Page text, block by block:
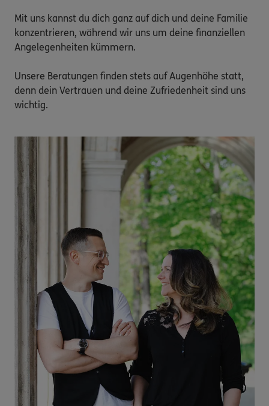
Mit uns kannst du dich ganz auf dich und deine Familie
konzentrieren, während wir uns um deine finanziellen
Angelegenheiten kümmern.
Unsere Beratungen finden stets auf Augenhöhe statt,
denn dein Vertrauen und deine Zufriedenheit sind uns
wichtig.